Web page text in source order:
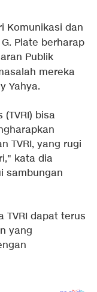
Komunikasi dan
Plate berharap
Publik
mereka
Yahya.
bisa
TVRI, yang rugi
kata dia
sambungan
TVRI dapat terus
yang